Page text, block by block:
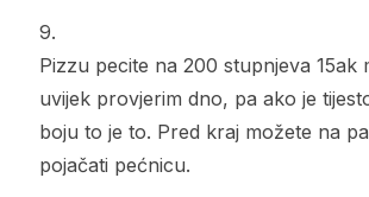
Pizzu pecite na 200 stupnjeva 15ak
uvijek provjerim dno, pa ako je
boju to je to. Pred kraj možete na
pojačati pećnicu.